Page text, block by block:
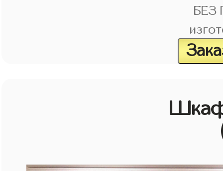
БЕЗ
Шкаф